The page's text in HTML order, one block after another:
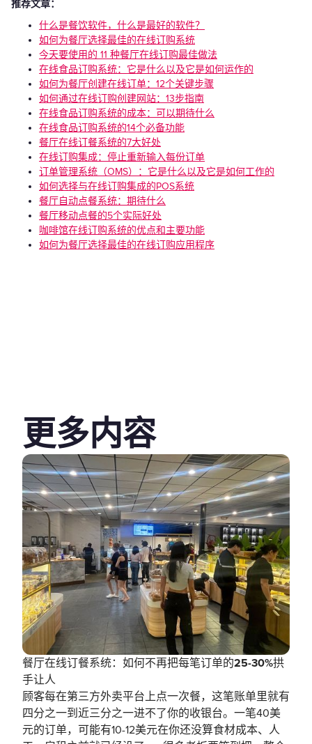
推荐文章：
什么是餐饮软件，什么是最好的软件？
如何为餐厅选择最佳的在线订购系统
今天要使用的 11 种餐厅在线订购最佳做法
在线食品订购系统：它是什么以及它是如何运作的
如何为餐厅创建在线订单：12个关键步骤
如何通过在线订购创建网站：13步指南
在线食品订购系统的成本：可以期待什么
在线食品订购系统的14个必备功能
餐厅在线订餐系统的7大好处
在线订购集成：停止重新输入每份订单
订单管理系统（OMS）：它是什么以及它是如何工作的
如何选择与在线订购集成的POS系统
餐厅自动点餐系统：期待什么
餐厅移动点餐的5个实际好处
咖啡馆在线订购系统的优点和主要功能
如何为餐厅选择最佳的在线订购应用程序
更多内容
餐厅在线订餐系统：如何不再把每笔订单的25-30%拱
手让人
顾客每在第三方外卖平台上点一次餐，这笔账单里就有
四分之一到近三分之一进不了你的收银台。一笔40美
元的订单，可能有10-12美元在你还没算食材成本、人